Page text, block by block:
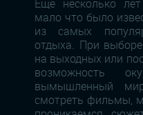
Еще несколько
мало что было
из самых
отдыха. При
на выходных или
возможность
вымышленный
смотреть фильмы,